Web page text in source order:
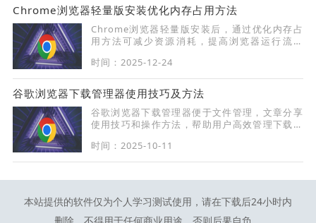
Chrome浏览器轻量版安装优化内存占用方法
Chrome浏览器轻量版安装后，通过优化内存占
用方法可减少资源消耗，提高浏览器运行流畅
时间：2025-12-24
谷歌浏览器下载管理器使用技巧及方法
谷歌浏览器下载管理器便于文件管理，文章分享
使用技巧和操作方法，帮助用户高效管理下载任
时间：2025-10-11
本站提供的软件仅为个人学习测试使用，请在下载后24小时内